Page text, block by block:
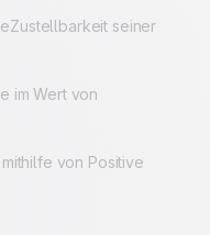
seiner
im Wert von
von Positive